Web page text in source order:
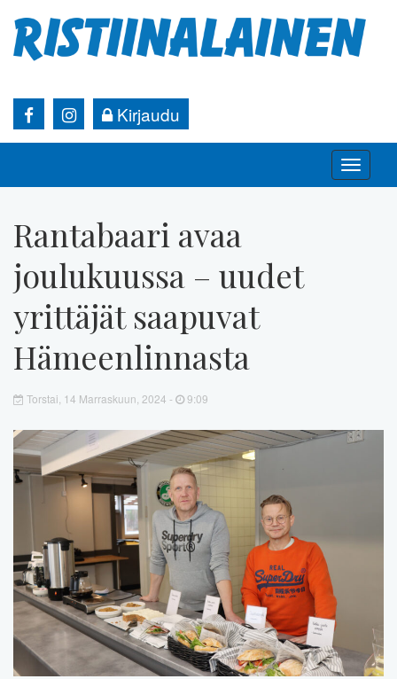
Kirjaudu
Toggle
Rantabaari avaa
joulukuussa – uudet
yrittäjät saapuvat
Hämeenlinnasta
Torstai, 14 Marraskuun, 2024 - 9:09